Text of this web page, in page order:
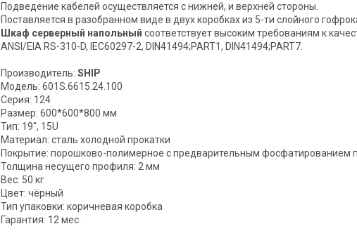
Подведение кабелей осуществляется с нижней, и верхней стороны.
Поставляется в разобранном виде в двух коробках из 5-ти слойного
Шкаф серверный напольный соответствует высоким требованиям к
ANSI/EIA RS-310-D, IEC60297-2, DIN41494;PART1, DIN41494;PART7.
Производитель: SHIP
Модель: 601S.6615.24.100
Серия: 124
Размер: 600*600*800 мм
Тип: 19", 15U
Материал: сталь холодной прокатки
Покрытие: порошково-полимерное с предварительным фосфатированием
Толщина несущего профиля: 2 мм
Вес: 50 кг
Цвет: чёрный
Тип упаковки: коричневая коробка
Гарантия: 12 мес.